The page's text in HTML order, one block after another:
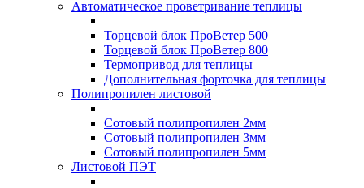
Автоматическое проветривание теплицы
Торцевой блок ПроВетер 500
Торцевой блок ПроВетер 800
Термопривод для теплицы
Дополнительная форточка для теплицы
Полипропилен листовой
Сотовый полипропилен 2мм
Сотовый полипропилен 3мм
Сотовый полипропилен 5мм
Листовой ПЭТ